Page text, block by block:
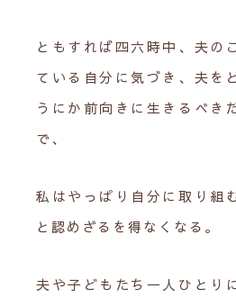
ともすれば四六時中、夫の
ている自分に気づき、夫を
うにか前向きに生きるべき
で、
私はやっぱり自分に取り組
と認めざるを得なくなる。
夫や子どもたち一人ひとり